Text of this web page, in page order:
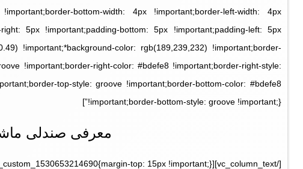
bottom-width: 4px !important;border-left-width: 4px
5px !important;padding-bottom: 5px !important;padding-left: 5px
!important;*background-color: rgb(189,239,232) !important;border-
!important;border-right-color: #bdefe8 !important;border-right-style:
top-style: groove !important;border-bottom-color: #bdefe8
!important;border-bottom-style: groove !important;}”]
معرفی صندلی
[/vc_column_text][vc_column_text css=”.vc_custom_1530653214690{margin-top: 15px !important;}”]